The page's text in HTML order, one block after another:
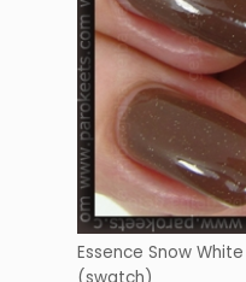
Essence Snow
(swatch)